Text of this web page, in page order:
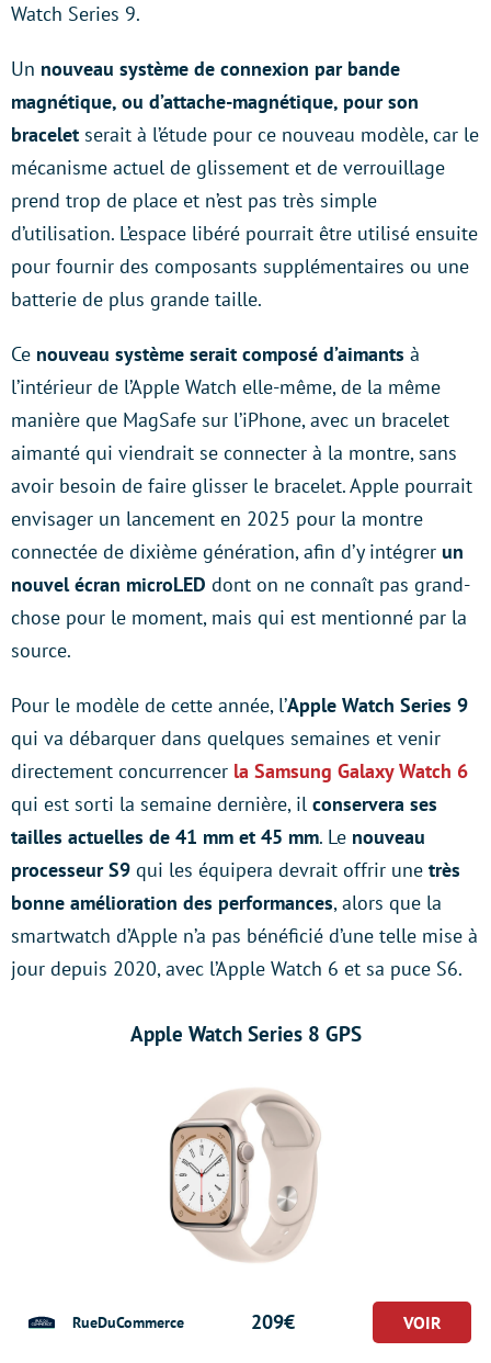
Watch Series 9.
Un nouveau système de connexion par bande
magnétique, ou d’attache-magnétique, pour son
bracelet serait à l’étude pour ce nouveau modèle, car le
mécanisme actuel de glissement et de verrouillage
prend trop de place et n’est pas très simple
d’utilisation. L’espace libéré pourrait être utilisé ensuite
pour fournir des composants supplémentaires ou une
batterie de plus grande taille.
Ce nouveau système serait composé d’aimants à
l’intérieur de l’Apple Watch elle-même, de la même
manière que MagSafe sur l’iPhone, avec un bracelet
aimanté qui viendrait se connecter à la montre, sans
avoir besoin de faire glisser le bracelet. Apple pourrait
envisager un lancement en 2025 pour la montre
connectée de dixième génération, afin d’y intégrer un
nouvel écran microLED dont on ne connaît pas grand-
chose pour le moment, mais qui est mentionné par la
source.
Pour le modèle de cette année, l’Apple Watch Series 9
qui va débarquer dans quelques semaines et venir
directement concurrencer la Samsung Galaxy Watch 6
qui est sorti la semaine dernière, il conservera ses
tailles actuelles de 41 mm et 45 mm. Le nouveau
processeur S9 qui les équipera devrait offrir une très
bonne amélioration des performances, alors que la
smartwatch d’Apple n’a pas bénéficié d’une telle mise à
jour depuis 2020, avec l’Apple Watch 6 et sa puce S6.
Apple Watch Series 8 GPS
RueDuCommerce 209€